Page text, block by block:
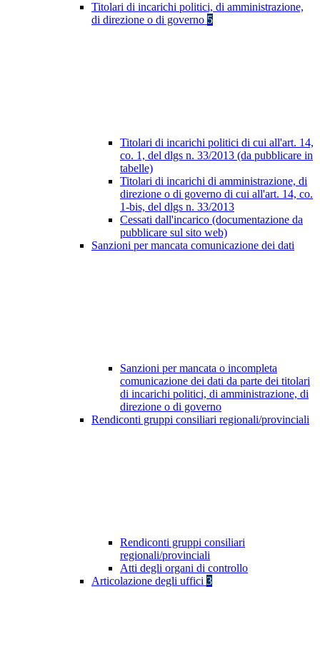
Titolari di incarichi politici, di amministrazione,
di direzione o di governo 5
Titolari di incarichi politici di cui all'art. 14,
co. 1, del dlgs n. 33/2013 (da pubblicare in
tabelle)
Titolari di incarichi di amministrazione, di
direzione o di governo di cui all'art. 14, co.
1-bis, del dlgs n. 33/2013
Cessati dall'incarico (documentazione da
pubblicare sul sito web)
Sanzioni per mancata comunicazione dei dati
Sanzioni per mancata o incompleta
comunicazione dei dati da parte dei titolari
di incarichi politici, di amministrazione, di
direzione o di governo
Rendiconti gruppi consiliari regionali/provinciali
Rendiconti gruppi consiliari
regionali/provinciali
Atti degli organi di controllo
Articolazione degli uffici 3